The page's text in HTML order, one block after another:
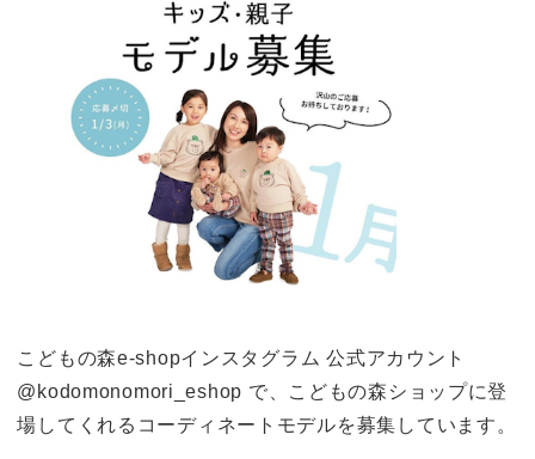
こどもの森e-shopインスタグラム 公式アカウント
@kodomonomori_eshop で、こどもの森ショップに登
場してくれるコーディネートモデルを募集しています。